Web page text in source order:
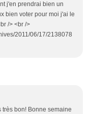
j'en prendrai bien un
bien voter pour moi j'ai le
/> <br />
2011/06/17/2138078
bon! Bonne semaine